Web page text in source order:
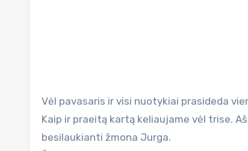
Vėl pavasaris ir visi nuotykiai prasideda
Kaip ir praeitą kartą keliaujame vėl trise.
besilaukianti žmona Jurga.